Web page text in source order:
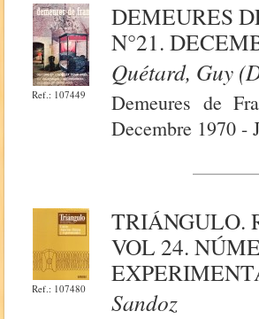
Ref.: 107449
DEMEURES
N°21.
Quétard, Guy
Demeures de
Decembre 1970 -
Ref.: 107480
TRIÁNGULO.
VOL 24.
Sandoz